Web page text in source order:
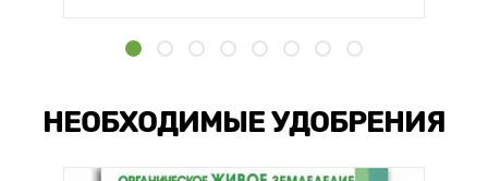
НЕОБХОДИМЫЕ УДОБРЕНИЯ